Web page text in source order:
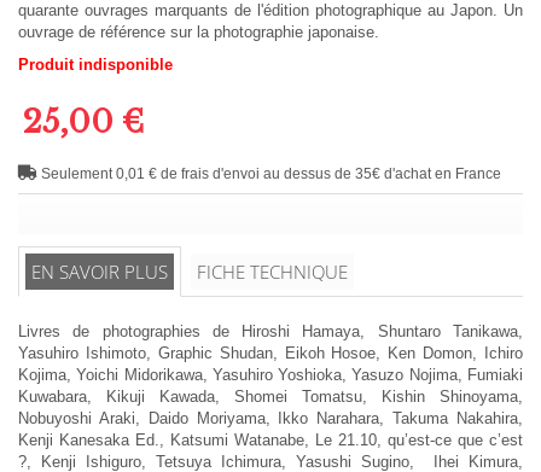
quarante ouvrages marquants de l'édition photographique au Japon. Un
ouvrage de référence sur la photographie japonaise.
Produit indisponible
25,00 €
Seulement 0,01 € de frais d'envoi au dessus de 35€ d'achat en France
EN SAVOIR PLUS FICHE TECHNIQUE
Livres de photographies de Hiroshi Hamaya, Shuntaro Tanikawa,
Yasuhiro Ishimoto, Graphic Shudan, Eikoh Hosoe, Ken Domon, Ichiro
Kojima, Yoichi Midorikawa, Yasuhiro Yoshioka, Yasuzo Nojima, Fumiaki
Kuwabara, Kikuji Kawada, Shomei Tomatsu, Kishin Shinoyama,
Nobuyoshi Araki, Daido Moriyama, Ikko Narahara, Takuma Nakahira,
Kenji Kanesaka Ed., Katsumi Watanabe, Le 21.10, qu’est-ce que c’est
?, Kenji Ishiguro, Tetsuya Ichimura, Yasushi Sugino, Ihei Kimura,